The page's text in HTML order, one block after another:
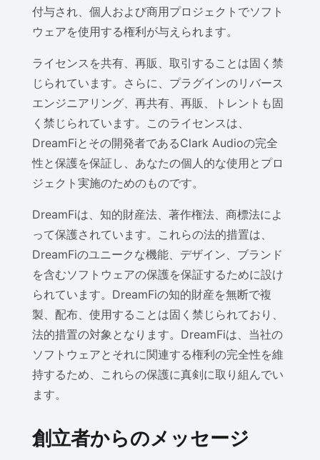
付与され、個人および商用プロジェクトでソフト
ウェアを使用する権利が与えられます。
ライセンスを共有、再販、取引することは固く禁
じられています。さらに、プラグインのリバース
エンジニアリング、再共有、再販、トレントも固
く禁じられています。このライセンスは、
DreamFiとその開発者であるClark Audioの完全
性と保護を保証し、あなたの個人的な使用とプロ
ジェクト実施のためのものです。
DreamFiは、知的財産法、著作権法、商標法によ
って保護されています。これらの法的措置は、
DreamFiのユニークな機能、デザイン、ブランド
を含むソフトウェアの保護を保証するために設け
られています。DreamFiの知的財産を無断で複
製、配布、使用することは固く禁じられており、
法的措置の対象となります。DreamFiは、当社の
ソフトウェアとそれに関連する権利の完全性を維
持するため、これらの保護に真剣に取り組んでい
ます。
創立者からのメッセージ